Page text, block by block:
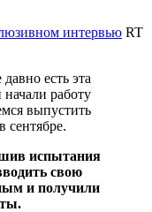
интервью RT
есть эта
начали работу
выпустить
сентябре.
испытания
свою
и получили